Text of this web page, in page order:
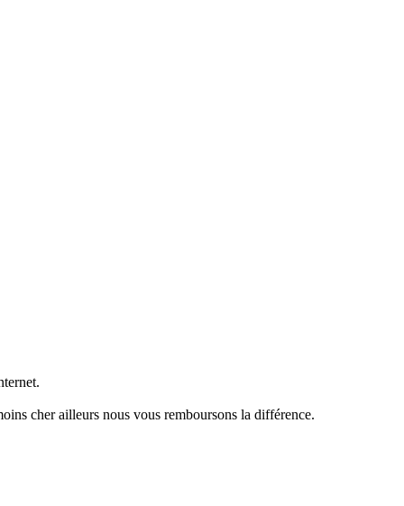
cher ailleurs nous vous remboursons la différence.